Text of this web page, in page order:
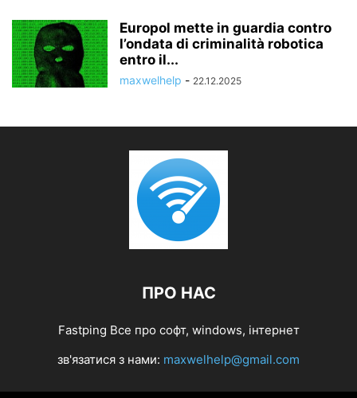
Europol mette in guardia contro
l’ondata di criminalità robotica
entro il...
maxwelhelp - 22.12.2025
ПРО НАС
Fastping Все про софт, windows, інтернет
зв'язатися з нами: maxwelhelp@gmail.com